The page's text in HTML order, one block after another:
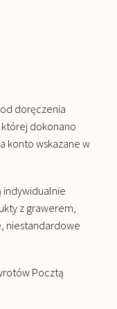
doręczenia
dokonano
konto wskazane w
z grawerem,
niestandardowe
Pocztą